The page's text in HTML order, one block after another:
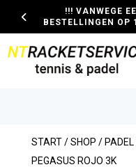
!!! VANWEGE
BESTELLINGEN OP
START/SHOP / PADEL
PEGASUS ROJO 3K